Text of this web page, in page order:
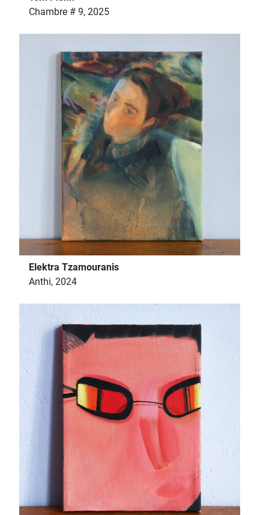
Chambre # 9, 2025
Elektra Tzamouranis
Anthi, 2024